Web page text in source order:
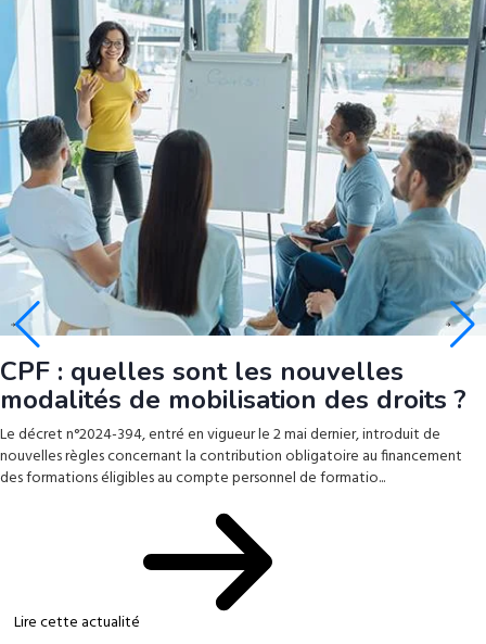
CPF : quelles sont les nouvelles
modalités de mobilisation des droits ?
Le décret n°2024-394, entré en vigueur le 2 mai dernier, introduit de
nouvelles règles concernant la contribution obligatoire au financement
des formations éligibles au compte personnel de formatio...
Lire cette actualité